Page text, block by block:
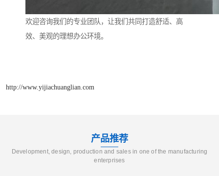
欢迎咨询我们的专业团队，让我们共同打造舒适、高
效、美观的理想办公环境。
http://www.yijiachuanglian.com
产品推荐
Development, design, production and sales in one of the manufacturing
enterprises